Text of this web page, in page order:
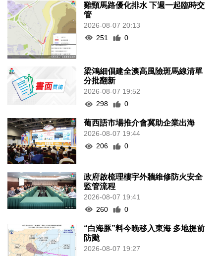
雞頸馬路優化排水 下週一起臨時交
管
2026-08-07 20:13
251
0
梁鴻細倡建全澳高風險斑馬線清單
分批翻新
2026-08-07 19:52
298
0
葡西語市場推介會冀助企業出海
2026-08-07 19:44
206
0
政府啟梳理樓宇外牆維修防火安全
監管流程
2026-08-07 19:41
260
0
“白海豚”料今晚移入東海 多地提前
防颱
2026-08-07 19:27